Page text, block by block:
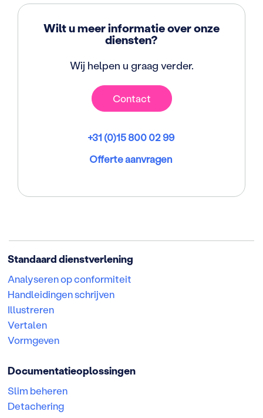
Wilt u meer informatie over onze
diensten?
Wij helpen u graag verder.
Contact
+31 (0)15 800 02 99
Offerte aanvragen
Standaard dienstverlening
Analyseren op conformiteit
Handleidingen schrijven
Illustreren
Vertalen
Vormgeven
Documentatieoplossingen
Slim beheren
Detachering